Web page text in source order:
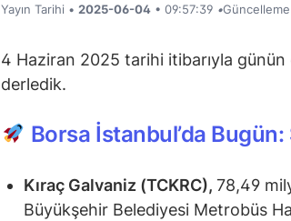
Yayın Tarihi • 2025-06-04 • 09:57:39 •Güncelleme
4 Haziran 2025 tarihi itibarıyla
derledik.
Borsa İstanbul’da
Kıraç Galvaniz (TCKRC), 78,49
Büyükşehir Belediyesi Metrobüs